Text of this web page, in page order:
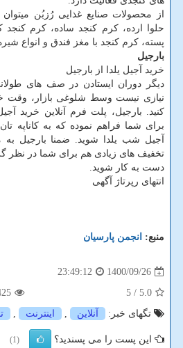
از محصولات صنایع غذایی رُزبُن میتوان
حلوا ارده، کرم کنجد ساده، کرم کنجد
پسته، کرم کنجد با مغز فندق و انواع
بارجیل
خرید آجیل یلدا از بارجیل
دیگر دوران ایستادن در صف های
نیازی نیست وسط شلوغی بازار،
کنید. بارجیل، پلت فرم آنلاین خرید
برای شما فراهم نموده که به کاناپه
آجیل شب یلدا شوید. ضمنا بارجیل
تخفیف های زیادی هم برای شما در نظر
دست به کار شوید.
انتهای رپرتاژ آگهی
منبع: انجمن پارسیان
1400/09/26
23:49:12
5.0
/ 5
تگهای خبر:
آنلاین , اینترنت ,
این پست را می پسندید؟ (1)